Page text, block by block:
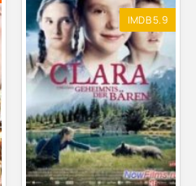
IMDB 5.9